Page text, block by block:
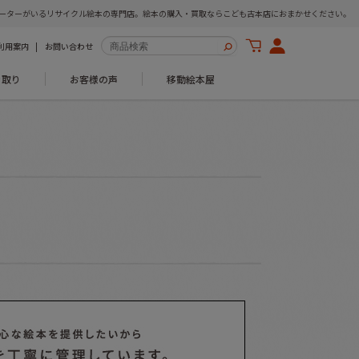
ターがいるリサイクル絵本の専門店。絵本の購入・買取ならこども古本店におまかせください。
用案内 お問い合わせ
り お客様の声 移動絵本屋